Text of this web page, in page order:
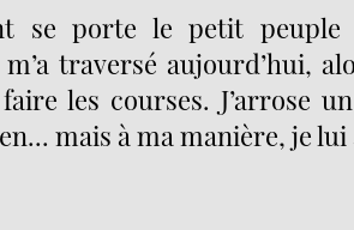
se porte le petit
traversé aujourd’hui,
les courses. J’arrose
mais à ma manière, je